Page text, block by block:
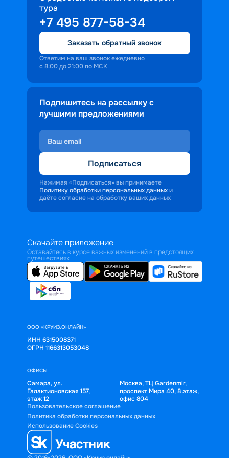
доброжелательность и заинтересованность
персонала корабля в каждом госте.
Ступая на борт теплохода, пассажиры
попадают в совершенно иную атмосферу,
где властвует тяга к приключениям и
открытиям.
тура
+7 495 877-58-34
Заказать обратный звонок
Ответим на ваш звонок ежедневно
с 8:00 до 21:00 по МСК
Подпишитесь на рассылку с
лучшими предложениями
Подписаться
Нажимая «Подписаться» вы принимаете
Политику обработки персональных данных и
даёте согласие на обработку ваших данных
Скачайте приложение
Оставайтесь в курсе важных изменений в предстоящих
путешествиях
ООО «КРУИЗ.ОНЛАЙН»
ИНН 6315008371
ОГРН 1166313053048
ОФИСЫ
Самара, ул.
Галактионовская 157,
этаж 12
Москва, ТЦ Gardenmir,
проспект Мира 40, 8 этаж,
офис 804
Пользовательское соглашение
Политика обработки персональных данных
Использование Cookies